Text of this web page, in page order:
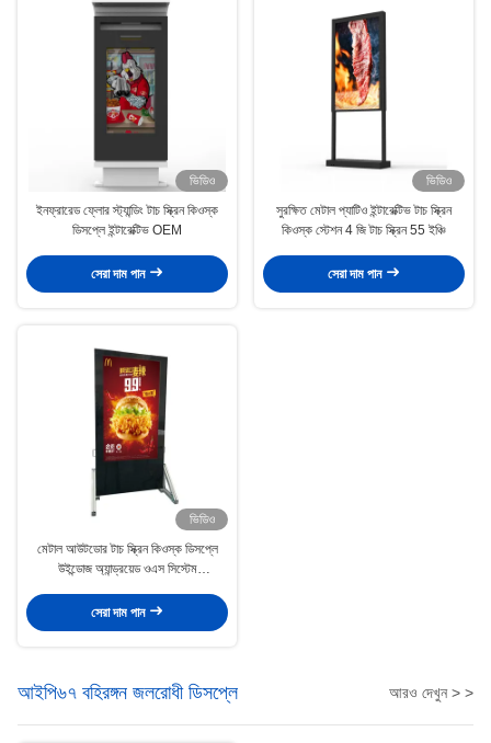
ভিডিও
ইনফ্রারেড ফ্লোর স্ট্যান্ডিং টাচ স্ক্রিন কিওস্ক
ডিসপ্লে ইন্টারেক্টিভ OEM
সেরা দাম পান
ভিডিও
সুরক্ষিত মেটাল প্যাটিও ইন্টারেক্টিভ টাচ স্ক্রিন
কিওস্ক স্টেশন 4 জি টাচ স্ক্রিন 55 ইঞ্চি
সেরা দাম পান
ভিডিও
মেটাল আউটডোর টাচ স্ক্রিন কিওস্ক ডিসপ্লে
উইন্ডোজ অ্যান্ড্রয়েড ওএস সিস্টেম
সেরা দাম পান
আইপি৬৭ বহিরঙ্গন জলরোধী ডিসপ্লে আরও দেখুন > >